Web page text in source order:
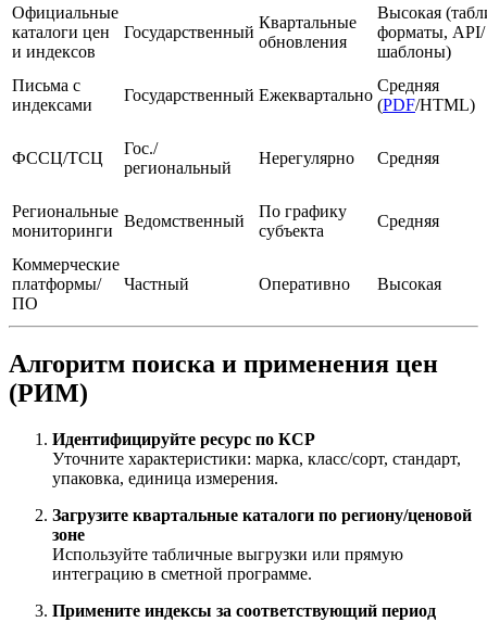
Официальные
каталоги цен
и индексов
Государственный
Квартальные
обновления
Высокая
форматы, API/
шаблоны)
Письма с
индексами
Государственный Ежеквартально
Средняя
(PDF/HTML)
ФССЦ/ТСЦ
Гос./
региональный
Нерегулярно Средняя
Региональные
мониторинги
Ведомственный
По графику
субъекта
Средняя
Коммерческие
платформы/
ПО
Частный Оперативно Высокая
Алгоритм поиска и применения цен
(РИМ)
Идентифицируйте ресурс по КСР
Уточните характеристики: марка, класс/сорт, стандарт,
упаковка, единица измерения.
Загрузите квартальные каталоги по региону/ценовой
зоне
Используйте табличные выгрузки или прямую
интеграцию в сметной программе.
Примените индексы за соответствующий период